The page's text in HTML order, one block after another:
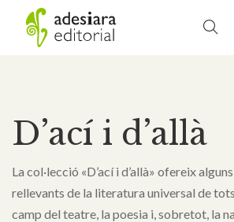
D’ací i d’allà
La col·lecció «D’ací i d’allà» ofereix
rellevants de la literatura universal de
camp del teatre, la poesia i, sobretot, la